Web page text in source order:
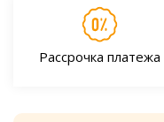
Рассрочка платежа